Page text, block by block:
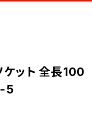
ケット 全長100
5